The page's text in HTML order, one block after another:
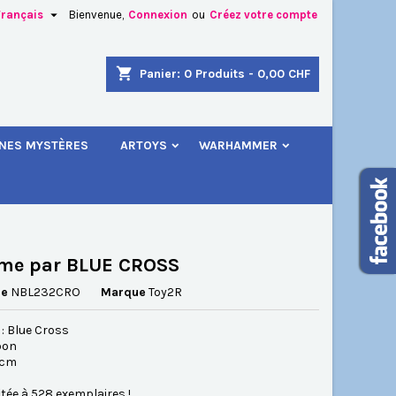
Bienvenue, Connexion ou Créez votre compte

shopping_cart Panier: 0 Produits - 0,00 CHF
MYSTÈRES ARTOYS WARHAMMER
par BLUE CROSS
NBL232CRO Marque Toy2R
Blue Cross